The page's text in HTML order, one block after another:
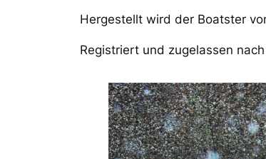
Hergestellt wird der Boatster
Registriert und zugelassen